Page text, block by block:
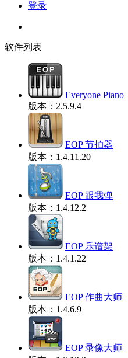
登录
软件列表
Everyone Piano
版本：2.5.9.4
EOP 节拍器
版本：1.4.11.20
EOP 跟我弹
版本：1.4.12.2
EOP 乐谱架
版本：1.4.1.22
EOP 作曲大师
版本：1.4.6.9
EOP 录像大师